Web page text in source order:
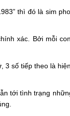
thì đó là sim
xác. Bởi mỗi
số tiếp theo là
tới tình trạng